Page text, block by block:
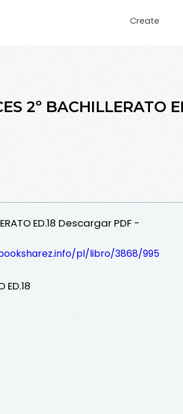
Create
2º BACHILLERATO
ED.18 Descargar PDF -
pl/libro/3868/995
ED.18